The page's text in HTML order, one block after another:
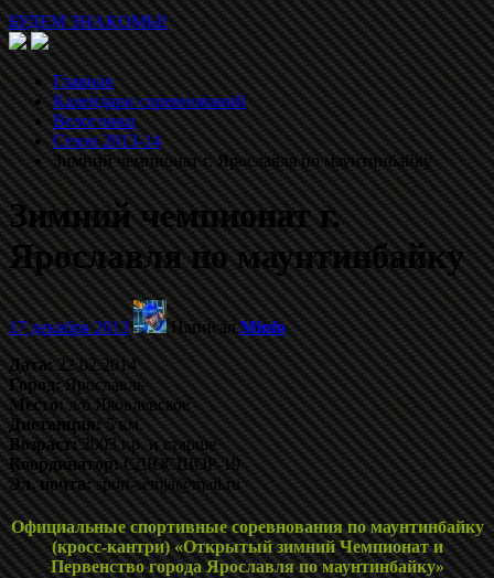
БУДЕМ ЗНАКОМЫ!
Главная
Календари соревнований
Велогонки
Сезон 2013-14
Зимний чемпионат г. Ярославля по маунтинбайку
Зимний чемпионат г.
Ярославля по маунтинбайку
17 декабря 2013 НаписалMinfo
Дата:22.02.2014
Город:Ярославль
Место:л/б Яковлевское
Дистанция: 5 км.
Возраст:2003 г.р. и старше
Координатор:СДЮСШОР-19
Эл. почта:sport-semja@mail.ru
Официальные спортивные соревнования по маунтинбайку
(кросс-кантри) «Открытый зимний Чемпионат и
Первенство города Ярославля по маунтинбайку»